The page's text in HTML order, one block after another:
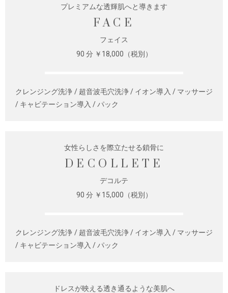
プレミアムな透輝肌へと導きます
FACE
フェイス
90 分 ￥18,000（税別）
クレンジング洗浄 / 超音波毛穴洗浄 / イオン導入 / マッサージ
/ キャビテーション導入 / パック
女性らしさを際立たせる鎖骨に
DECOLLETE
デコルテ
90 分 ￥15,000（税別）
クレンジング洗浄 / 超音波毛穴洗浄 / イオン導入 / マッサージ
/ キャビテーション導入 / パック
ドレスが映える透き通るような美肌へ